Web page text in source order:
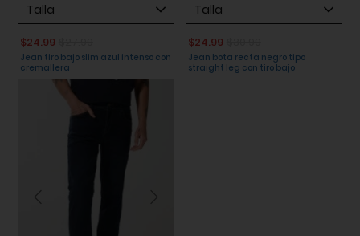
Talla
$24.99
Jean tiro bajo slim azul intenso con
cremallera
Talla
$24.99
Jean bota recta negro tipo
straight leg con tiro bajo